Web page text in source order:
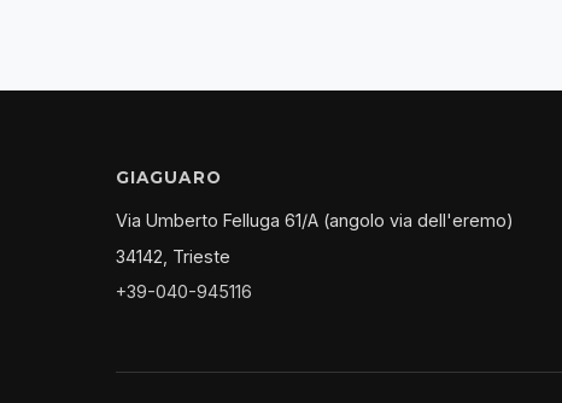
GIAGUARO
Via Umberto Felluga 61/A (angolo via dell'eremo)
34142, Trieste
+39-040-945116